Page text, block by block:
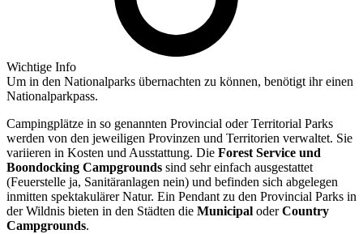
Wichtige Info
Um in den Nationalparks übernachten zu können, benötigt ihr einen
Nationalparkpass.
Campingplätze in so genannten Provincial oder Territorial Parks
werden von den jeweiligen Provinzen und Territorien verwaltet. Sie
variieren in Kosten und Ausstattung. Die Forest Service und
Boondocking Campgrounds sind sehr einfach ausgestattet
(Feuerstelle ja, Sanitäranlagen nein) und befinden sich abgelegen
inmitten spektakulärer Natur. Ein Pendant zu den Provincial Parks in
der Wildnis bieten in den Städten die Municipal oderCountry
Campgrounds.